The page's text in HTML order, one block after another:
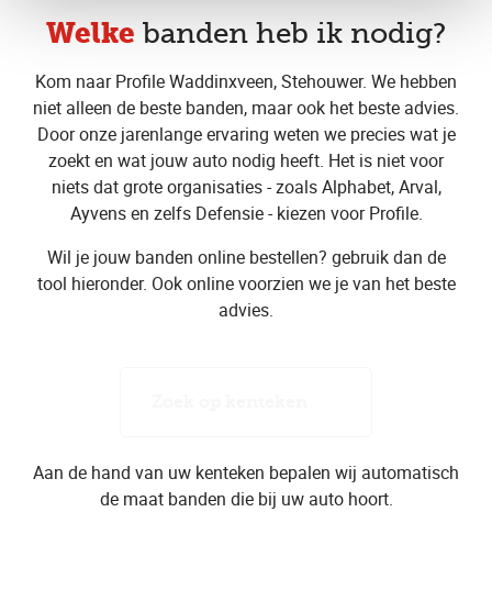
Welke banden heb ik nodig?
Kom naar Profile Waddinxveen, Stehouwer. We hebben
niet alleen de beste banden, maar ook het beste advies.
Door onze jarenlange ervaring weten we precies wat je
zoekt en wat jouw auto nodig heeft. Het is niet voor
niets dat grote organisaties - zoals Alphabet, Arval,
Ayvens en zelfs Defensie - kiezen voor Profile.
Wil je jouw banden online bestellen? gebruik dan de
tool hieronder. Ook online voorzien we je van het beste
advies.
Aan de hand van uw kenteken bepalen wij automatisch
de maat banden die bij uw auto hoort.